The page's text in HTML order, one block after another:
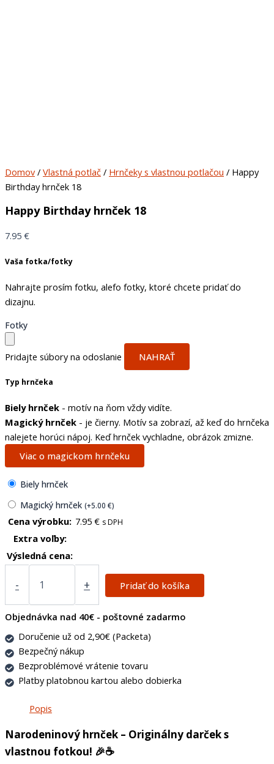
Domov/ Vlastná potlač / Hrnčeky s vlastnou potlačou / Happy
Birthday hrnček 18
Happy Birthday hrnček 18
7.95 €
Vaša fotka/fotky
Nahrajte prosím fotku, alefo fotky, ktoré chcete pridať do
dizajnu.
Fotky
Pridajte súbory na odoslanie NAHRAŤ
Typ hrnčeka
Biely hrnček - motív na ňom vždy vidíte.
Magický hrnček - je čierny. Motív sa zobrazí, až keď do hrnčeka
nalejete horúci nápoj. Keď hrnček vychladne, obrázok zmizne.
Viac o magickom hrnčeku
Biely hrnček
Magický hrnček (+5.00 €)
Cena výrobku: 7.95 € s DPH
Extra voľby:
Výsledná cena:
- + Pridať do košíka
Objednávka nad 40€ - poštovné zadarmo
Doručenie už od 2,90€ (Packeta)
Bezpečný nákup
Bezproblémové vrátenie tovaru
Platby platobnou kartou alebo dobierka
Popis
Narodeninový hrnček – Originálny darček s
vlastnou fotkou! 🎉☕